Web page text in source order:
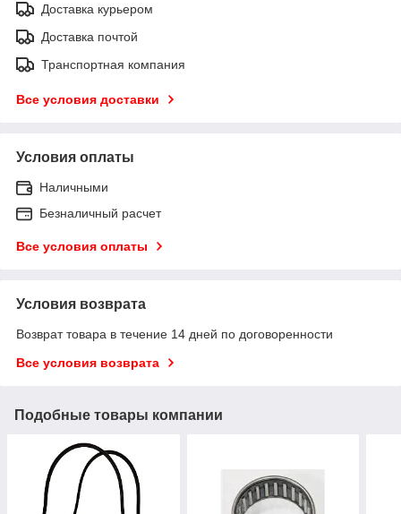
Доставка курьером
Доставка почтой
Транспортная компания
Все условия доставки
Условия оплаты
Наличными
Безналичный расчет
Все условия оплаты
Условия возврата
Возврат товара в течение 14 дней по договоренности
Все условия возврата
Подобные товары компании